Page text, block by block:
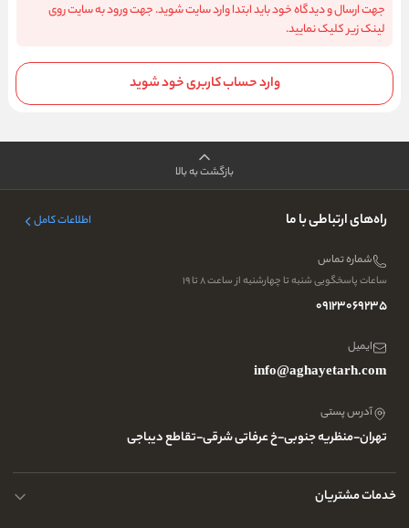
جهت ارسال و دیدگاه خود باید ابتدا وارد سایت شوید. جهت ورود به سایت روی
لینک زیر کلیک نمایید.
وارد حساب کاربری خود شوید
بازگشت به بالا
راه‌های ارتباطی با ما اطلاعات کامل
شماره تماس
ساعات پاسخگویی شنبه تا چهارشنبه از ساعت ۸ تا ۱۹
09123069235
ایمیل
info@aghayetarh.com
آدرس پستی
تهران-منظریه جنوبی-خ عرفاتی شرقی-تقاطع دیباجی
خدمات مشتریان